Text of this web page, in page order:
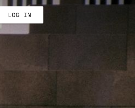
LOG IN